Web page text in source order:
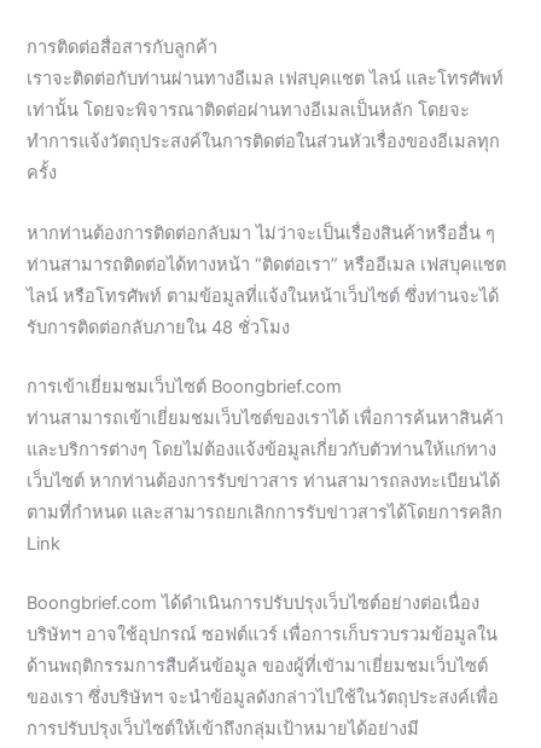
การติดต่อสื่อสารกับลูกค้า
เราจะติดต่อกับท่านผ่านทางอีเมล เฟสบุคแชต ไลน์ และโทรศัพท์
เท่านั้น โดยจะพิจารณาติดต่อผ่านทางอีเมลเป็นหลัก โดยจะ
ทำการแจ้งวัตถุประสงค์ในการติดต่อในส่วนหัวเรื่องของอีเมลทุก
ครั้ง
หากท่านต้องการติดต่อกลับมา ไม่ว่าจะเป็นเรื่องสินค้าหรืออื่น ๆ
ท่านสามารถติดต่อได้ทางหน้า “ติดต่อเรา” หรืออีเมล เฟสบุคแชต
ไลน์ หรือโทรศัพท์ ตามข้อมูลที่แจ้งในหน้าเว็บไซต์ ซึ่งท่านจะได้
รับการติดต่อกลับภายใน 48 ชั่วโมง
การเข้าเยี่ยมชมเว็บไซต์ Boongbrief.com
ท่านสามารถเข้าเยี่ยมชมเว็บไซต์ของเราได้ เพื่อการค้นหาสินค้า
และบริการต่างๆ โดยไม่ต้องแจ้งข้อมูลเกี่ยวกับตัวท่านให้แก่ทาง
เว็บไซต์ หากท่านต้องการรับข่าวสาร ท่านสามารถลงทะเบียนได้
ตามที่กำหนด และสามารถยกเลิกการรับข่าวสารได้โดยการคลิก
Link
Boongbrief.com ได้ดำเนินการปรับปรุงเว็บไซต์อย่างต่อเนื่อง
บริษัทฯ อาจใช้อุปกรณ์ ซอฟต์แวร์ เพื่อการเก็บรวบรวมข้อมูลใน
ด้านพฤติกรรมการสืบค้นข้อมูล ของผู้ที่เขัามาเยี่ยมชมเว็บไซต์
ของเรา ซึ่งบริษัทฯ จะนำข้อมูลดังกล่าวไปใช้ในวัตถุประสงค์เพื่อ
การปรับปรุงเว็บไซต์ให้เข้าถึงกลุ่มเป้าหมายได้อย่างมี